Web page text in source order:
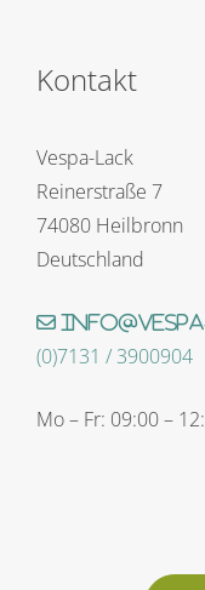
Kontakt
Vespa-Lack
Reinerstraße 7
74080 Heilbronn
Deutschland
(0)7131 / 3900904
Mo – Fr: 09:00 –